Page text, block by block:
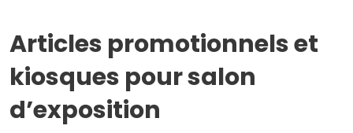
Articles promotionnels et
kiosques pour salon
d’exposition